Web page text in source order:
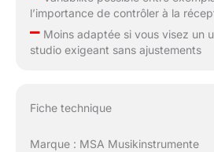
l’importance de contrôler à la
–Moins adaptée si vous visez un
studio exigeant sans ajustements
Fiche technique
Marque : MSA Musikinstrumente